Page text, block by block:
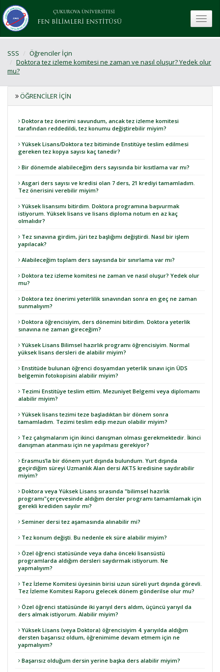
ÇUKUROVA ÜNİVERSİTESİ
FEN BİLİMLERİ ENSTİTÜSÜ
SSS
Öğrenciler İçin
Doktora tez izleme komitesi ne zaman ve nasıl oluşur? Yedek olur
mu?
ÖĞRENCILER İÇIN
Doktora tez önerimi savundum, ancak tez izleme komitesi
tarafından reddedildi, tez konumu değiştirebilir miyim?
Yüksek Lisans/Doktora tez bitiminde Enstitüye teslim edilmesi
gereken tez kopya sayısı kaç tanedir?
Bir dönemde alabileceğim ders sayısında bir kısıtlama var mı?
Asgari ders sayısı ve kredisi olan 7 ders, 21 krediyi tamamladım.
Tez önerisini verebilir miyim?
Yüksek lisansımı bitirdim. Doktora programına başvurmak
istiyorum. Yüksek lisans ve lisans diploma notum en az kaç
olmalıdır?
Tez sınavına girdim, jüri tez başlığımı değiştirdi. Nasıl bir işlem
yapılacak?
Alabileceğim toplam ders sayısında bir sınırlama var mı?
Doktora tez izleme komitesi ne zaman ve nasıl oluşur? Yedek olur
mu?
Doktora tez önerimi yeterlilik sınavından sonra en geç ne zaman
sunmalıyım?
Doktora öğrencisiyim, ders dönemini bitirdim. Doktora yeterlik
sınavına ne zaman gireceğim?
Yüksek Lisans Bilimsel hazırlık programı öğrencisiyim. Normal
yüksek lisans dersleri de alabilir miyim?
Enstitüde bulunan öğrenci dosyamdan yeterlik sınavı için ÜDS
belgemin fotokopisini alabilir miyim?
Tezimi Enstitüye teslim ettim. Mezuniyet Belgemi veya diplomamı
alabilir miyim?
Yüksek lisans tezimi teze başladıktan bir dönem sonra
tamamladım. Tezimi teslim edip mezun olabilir miyim?
Tez çalışmalarım için ikinci danışman olması gerekmektedir. İkinci
danışman atanması için ne yapılması gerekiyor?
Erasmus’la bir dönem yurt dışında bulundum. Yurt dışında
geçirdiğim süreyi Uzmanlık Alan dersi AKTS kredisine saydırabilir
miyim?
Doktora veya Yüksek Lisans sırasında "bilimsel hazırlık
programı"çerçevesinde aldığım dersler programı tamamlamak için
gerekli krediden sayılır mı?
Seminer dersi tez aşamasında alınabilir mi?
Tez konum değişti. Bu nedenle ek süre alabilir miyim?
Özel öğrenci statüsünde veya daha önceki lisansüstü
programlarda aldığım dersleri saydırmak istiyorum. Ne
yapmalıyım?
Tez İzleme Komitesi üyesinin birisi uzun süreli yurt dışında görevli.
Tez İzleme Komitesi Raporu gelecek dönem gönderilse olur mu?
Özel öğrenci statüsünde iki yarıyıl ders aldım, üçüncü yarıyıl da
ders almak istiyorum. Alabilir miyim?
Yüksek Lisans (veya Doktora) öğrencisiyim 4. yarıyılda aldığım
dersten başarısız oldum, öğrenimime devam etmem için ne
yapmalıyım?
Başarısız olduğum dersin yerine başka ders alabilir miyim?